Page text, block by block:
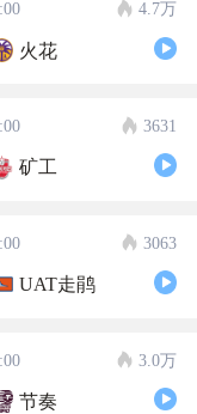
4.7万
火花
3631
矿工
3063
UAT走鹃
3.0万
节奏